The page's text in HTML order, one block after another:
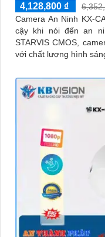
4,128,800 ₫
Camera An Ninh KX-
cậy khi nói đến an ninh. Với công nghệ hình
STARVIS CMOS,
với chất lượng hình